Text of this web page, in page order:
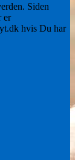
Siden
er
hvis Du har